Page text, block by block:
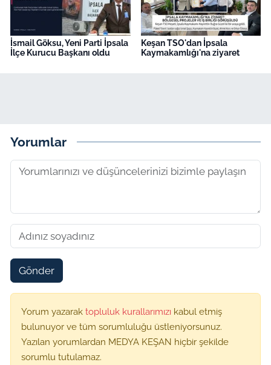
İsmail Göksu, Yeni Parti İpsala
İlçe Kurucu Başkanı oldu
Keşan TSO'dan İpsala
Kaymakamlığı'na ziyaret
Yorumlar
Gönder
Yorum yazarak topluluk kurallarımızı kabul etmiş
bulunuyor ve tüm sorumluluğu üstleniyorsunuz.
Yazılan yorumlardan MEDYA KEŞAN hiçbir şekilde
sorumlu tutulamaz.